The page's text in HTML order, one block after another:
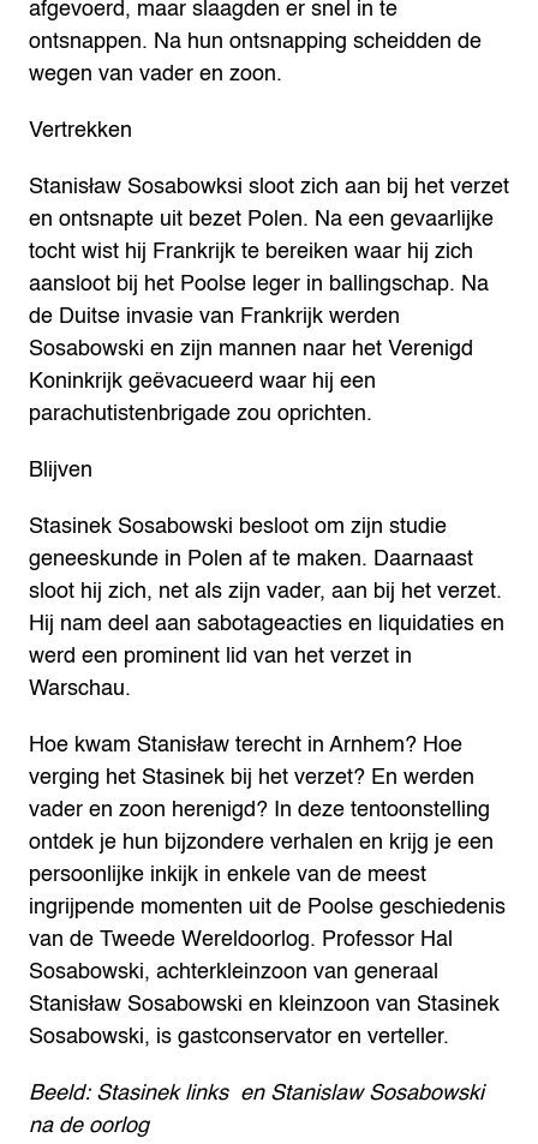
afgevoerd, maar slaagden er snel in te
ontsnappen. Na hun ontsnapping scheidden de
wegen van vader en zoon.
Vertrekken
Stanisław Sosabowksi sloot zich aan bij het verzet
en ontsnapte uit bezet Polen. Na een gevaarlijke
tocht wist hij Frankrijk te bereiken waar hij zich
aansloot bij het Poolse leger in ballingschap. Na
de Duitse invasie van Frankrijk werden
Sosabowski en zijn mannen naar het Verenigd
Koninkrijk geëvacueerd waar hij een
parachutistenbrigade zou oprichten.
Blijven
Stasinek Sosabowski besloot om zijn studie
geneeskunde in Polen af te maken. Daarnaast
sloot hij zich, net als zijn vader, aan bij het verzet.
Hij nam deel aan sabotageacties en liquidaties en
werd een prominent lid van het verzet in
Warschau.
Hoe kwam Stanisław terecht in Arnhem? Hoe
verging het Stasinek bij het verzet? En werden
vader en zoon herenigd? In deze tentoonstelling
ontdek je hun bijzondere verhalen en krijg je een
persoonlijke inkijk in enkele van de meest
ingrijpende momenten uit de Poolse geschiedenis
van de Tweede Wereldoorlog. Professor Hal
Sosabowski, achterkleinzoon van generaal
Stanisław Sosabowski en kleinzoon van Stasinek
Sosabowski, is gastconservator en verteller.
Beeld: Stasinek links en Stanislaw Sosabowski
na de oorlog